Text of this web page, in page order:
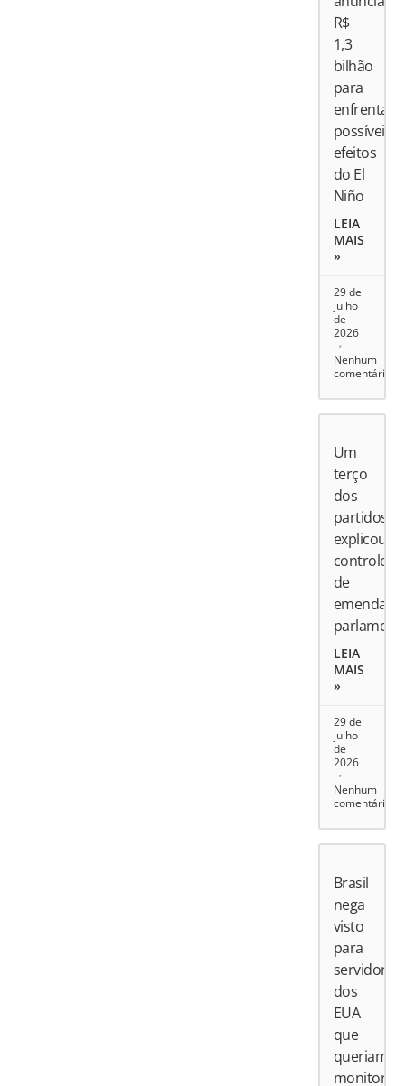
R$
1,3
bilhão
para
enfrentar
possíveis
efeitos
do El
Niño
LEIA
MAIS
»
29 de
julho
de
2026
Nenhum
comentário
Um
terço
dos
partidos
explicou
controle
de
emendas
LEIA
MAIS
»
29 de
julho
de
2026
Nenhum
comentário
Brasil
nega
visto
para
servidores
dos
EUA
que
queriam
monitorar